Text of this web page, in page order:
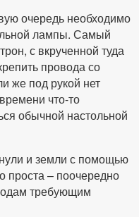
очередь необходимо
лампы. Самый
с вкрученной туда
провода со
же под рукой нет
что-то
обычной настольной
и земли с помощью
проста – поочередно
требующим